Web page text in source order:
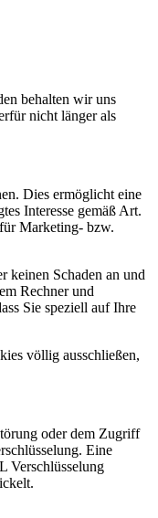
behalten wir uns
nicht länger als
Dies ermöglicht eine
Interesse gemäß Art.
Marketing- bzw.
keinen Schaden an und
Rechner und
Sie speziell auf Ihre
völlig ausschließen,
oder dem Zugriff
Eine
Verschlüsselung